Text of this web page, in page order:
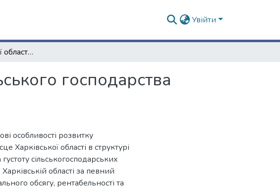
Увійти
Місце Харківської області у структурі сільського господарства України
господарства
особливості розвитку
Харківської області в структурі
сільськогосподарських
області за певний
обсягу, рентабельності та